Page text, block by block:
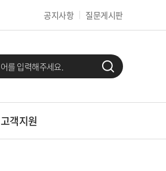
공지사항 질문게시판
고객지원